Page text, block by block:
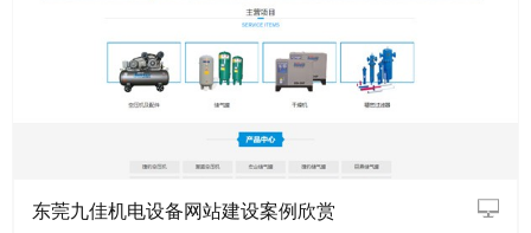
东莞九佳机电设备网站建设案例欣赏